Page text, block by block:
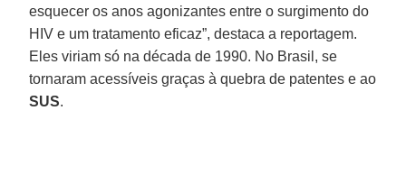
esquecer os anos agonizantes entre o surgimento do
HIV e um tratamento eficaz”, destaca a reportagem.
Eles viriam só na década de 1990. No Brasil, se
tornaram acessíveis graças à quebra de patentes e ao
SUS.